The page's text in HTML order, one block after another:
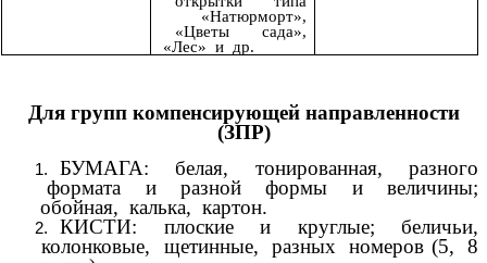
«Натюрморт»,
«Цветы сада»,
«Лес» и др.
Для групп компенсирующей направленности
(ЗПР)
БУМАГА: белая, тонированная, разного
формата и разной формы и величины;
обойная, калька, картон.
КИСТИ: плоские и круглые; беличьи,
колонковые, щетинные, разных номеров (5, 8